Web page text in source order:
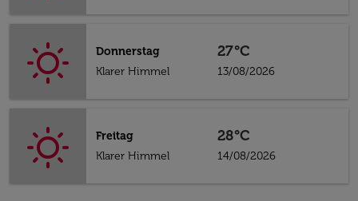
Donnerstag
Klarer Himmel
27°C
13/08/2026
Freitag
Klarer Himmel
28°C
14/08/2026